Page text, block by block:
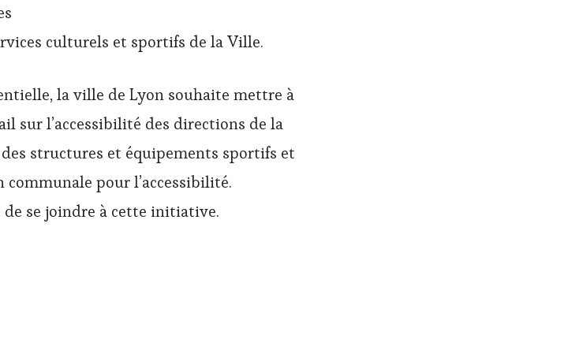
culturels et sportifs de la Ville.
la ville de Lyon souhaite mettre à
sur l’accessibilité des directions de la
structures et équipements sportifs et
pour l’accessibilité.
de se joindre à cette initiative.